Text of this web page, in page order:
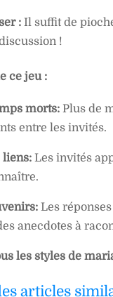
: Il suffit de
!
ce jeu :
morts: Plus de
entre les invités.
liens: Les invités
Les
anecdotes à
les styles de
articles